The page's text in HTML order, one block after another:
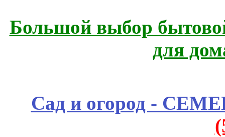
Большой выбор
для
Сад и огород -